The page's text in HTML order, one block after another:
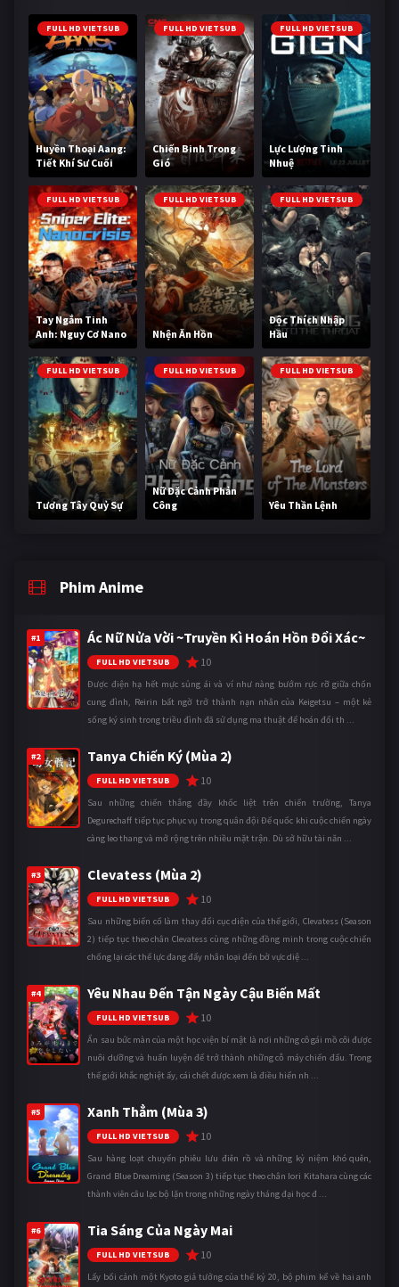
FULL HD VIETSUB
Huyền Thoại Aang:
Tiết Khí Sư Cuối
Cùng
FULL HD VIETSUB
Chiến Binh Trong
Gió
FULL HD VIETSUB
Lực Lượng Tinh
Nhuệ
FULL HD VIETSUB
Tay Ngắm Tinh
Anh: Nguy Cơ Nano
FULL HD VIETSUB
Nhện Ăn Hồn
FULL HD VIETSUB
Độc Thích Nhập
Hầu
FULL HD VIETSUB
Tương Tây Quỷ Sự
FULL HD VIETSUB
Nữ Đặc Cảnh Phản
Công
FULL HD VIETSUB
Yêu Thần Lệnh
Phim Anime
#1 Ác Nữ Nửa Vời ~Truyền Kì Hoán Hồn Đổi Xác~
FULL HD VIETSUB 10
Được điện hạ hết mực sủng ái và ví như nàng bướm rực rỡ giữa chốn
cung đình, Reirin bất ngờ trở thành nạn nhân của Keigetsu – một kẻ
sống ký sinh trong triều đình đã sử dụng ma thuật để hoán đổi th ...
#2 Tanya Chiến Ký (Mùa 2)
FULL HD VIETSUB 10
Sau những chiến thắng đầy khốc liệt trên chiến trường, Tanya
Degurechaff tiếp tục phục vụ trong quân đội Đế quốc khi cuộc chiến ngày
càng leo thang và mở rộng trên nhiều mặt trận. Dù sở hữu tài năn ...
#3 Clevatess (Mùa 2)
FULL HD VIETSUB 10
Sau những biến cố làm thay đổi cục diện của thế giới, Clevatess (Season
2) tiếp tục theo chân Clevatess cùng những đồng minh trong cuộc chiến
chống lại các thế lực đang đẩy nhân loại đến bờ vực diệ ...
#4 Yêu Nhau Đến Tận Ngày Cậu Biến Mất
FULL HD VIETSUB 10
Ẩn sau bức màn của một học viện bí mật là nơi những cô gái mồ côi được
nuôi dưỡng và huấn luyện để trở thành những cỗ máy chiến đấu. Trong
thế giới khắc nghiệt ấy, cái chết được xem là điều hiển nh ...
#5 Xanh Thẳm (Mùa 3)
FULL HD VIETSUB 10
Sau hàng loạt chuyến phiêu lưu điên rồ và những kỷ niệm khó quên,
Grand Blue Dreaming (Season 3) tiếp tục theo chân Iori Kitahara cùng các
thành viên câu lạc bộ lặn trong những ngày tháng đại học đ ...
#6 Tia Sáng Của Ngày Mai
FULL HD VIETSUB 10
Lấy bối cảnh một Kyoto giả tưởng của thế kỷ 20, bộ phim kể về hai anh